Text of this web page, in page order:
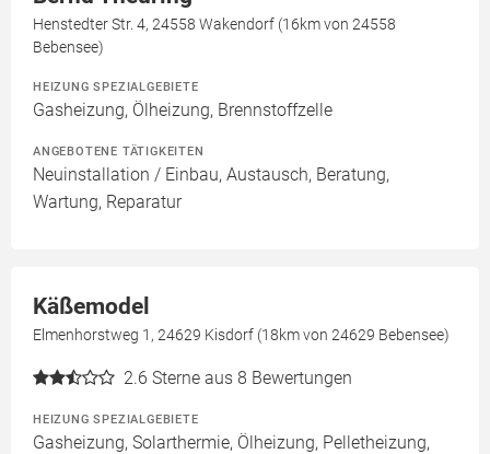
Henstedter Str. 4, 24558 Wakendorf (16km von 24558
Bebensee)
HEIZUNG SPEZIALGEBIETE
Gasheizung, Ölheizung, Brennstoffzelle
ANGEBOTENE TÄTIGKEITEN
Neuinstallation / Einbau, Austausch, Beratung,
Wartung, Reparatur
Käßemodel
Elmenhorstweg 1, 24629 Kisdorf (18km von 24629 Bebensee)
2.6 Sterne aus 8 Bewertungen
HEIZUNG SPEZIALGEBIETE
Gasheizung, Solarthermie, Ölheizung, Pelletheizung,